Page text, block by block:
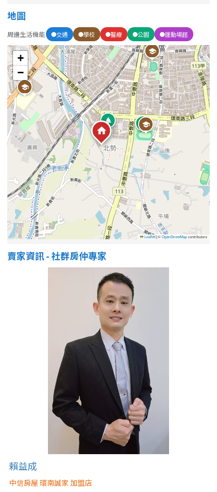
屋齡
不拘
5 年以下
5-10 年 10-20 年
20-30 年 30-40 年
40 年以上
售價
地圖
周邊生活機能 交通 學校 醫療 公園 運動場館
+
−
Leaflet|©OpenStreetMapcontributors
賣家資訊 - 社群房仲專家
賴益成
中信房屋 環南誠家 加盟店